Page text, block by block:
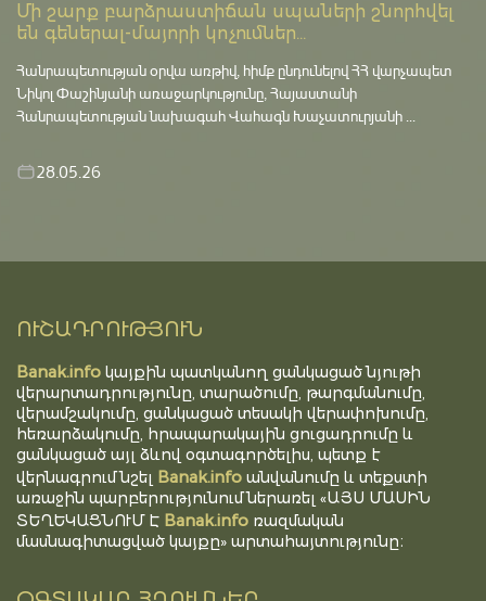
Մի շարք բարձրաստիճան սպաների շնորհվել
են գեներալ-մայորի կոչումներ...
Հանրապետության օրվա առթիվ, հիմք ընդունելով ՀՀ վարչապետ
Նիկոլ Փաշինյանի առաջարկությունը, Հայաստանի
Հանրապետության նախագահ Վահագն Խաչատուրյանի ...
28.05.26
ՈՒՇԱԴՐՈՒԹՅՈՒՆ
Banak.info կայքին պատկանող ցանկացած նյութի
վերարտադրությունը, տարածումը, թարգմանումը,
վերամշակումը, ցանկացած տեսակի վերափոխումը,
հեռարձակումը, հրապարակային ցուցադրումը և
ցանկացած այլ ձևով օգտագործելիս, պետք է
վերնագրում նշել Banak.info անվանումը և տեքստի
առաջին պարբերությունում ներառել «ԱՅՍ ՄԱՍԻՆ
ՏԵՂԵԿԱՑՆՈՒՄ Է Banak.info ռազմական
մասնագիտացված կայքը» արտահայտությունը։